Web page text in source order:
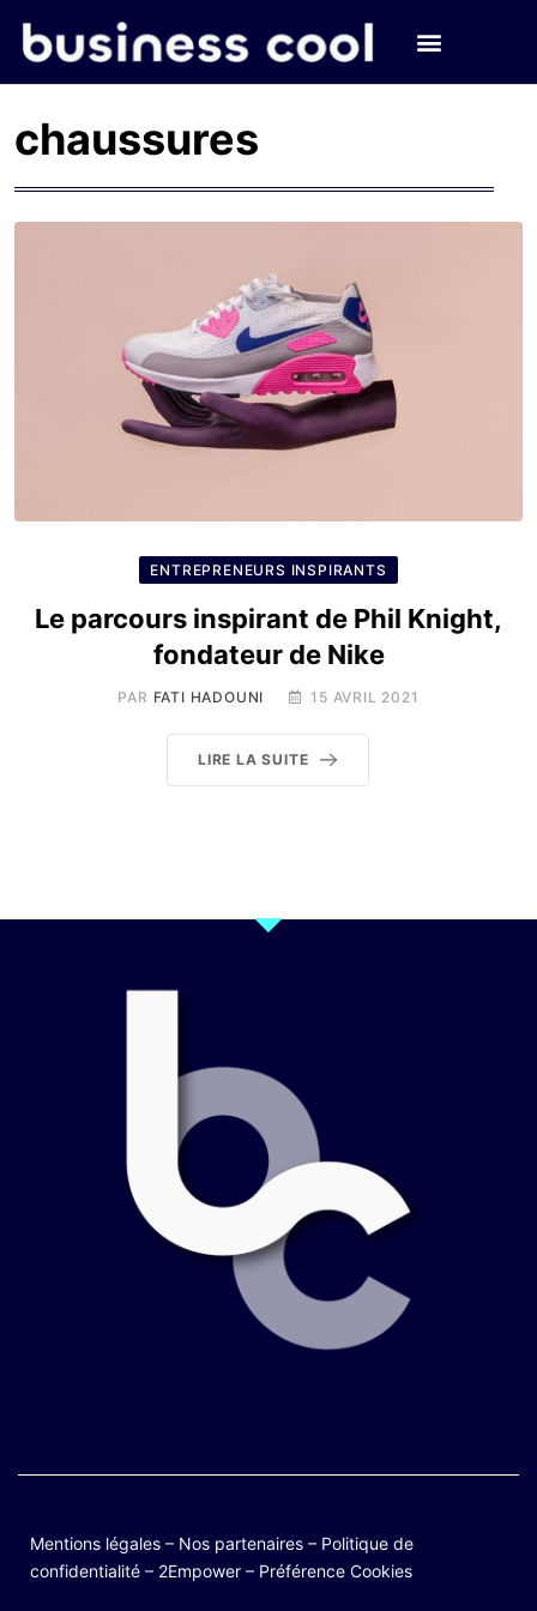
chaussures
ENTREPRENEURS INSPIRANTS
Le parcours inspirant de Phil Knight,
fondateur de Nike
PAR FATI HADOUNI 15 AVRIL 2021
LIRE LA SUITE
Mentions légales – Nos partenaires – Politique de
confidentialité – 2Empower – Préférence Cookies